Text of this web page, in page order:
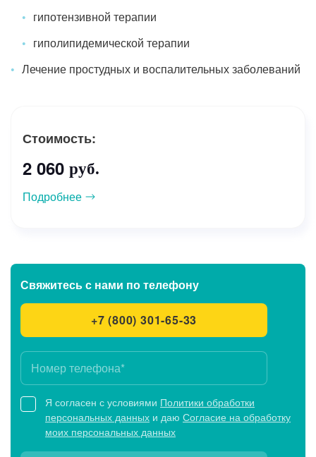
гипотензивной терапии
гиполипидемической терапии
Лечение простудных и воспалительных заболеваний
Стоимость:
2 060 руб.
Подробнее
Свяжитесь с нами по телефону
+7 (800) 301-65-33
Я согласен с условиями Политики обработки
персональных данных и даю Согласие на обработку
моих персональных данных